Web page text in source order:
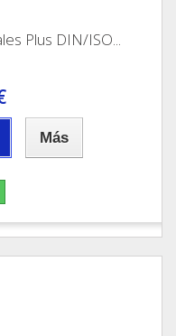
Plus DIN/ISO...
Más